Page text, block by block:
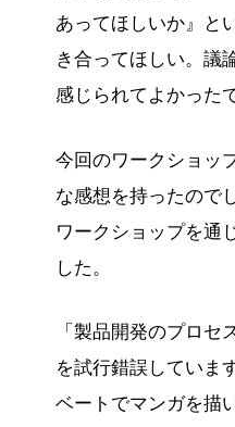
あってほしいか』と
き合ってほしい。議
感じられてよかった
今回のワークショッ
な感想を持ったので
ワークショップを通
した。
「製品開発のプロセ
を試行錯誤していま
ベートでマンガを描